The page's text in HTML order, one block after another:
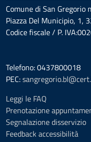
Comune di San Gregorio
Piazza Del Municipio, 1,
Codice fiscale / P.
Telefono: 0437800018
PEC:
Leggi le FAQ
Prenotazione
Segnalazione disservizio
Feedback accessibilità